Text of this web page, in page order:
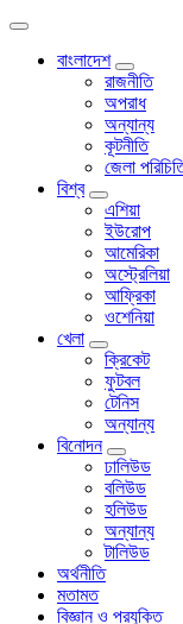
বাংলাদেশ
রাজনীতি
অপরাধ
অন্যান্য
কূটনীতি
জেলা
বিশ্ব
এশিয়া
ইউরোপ
আমেরিকা
অস্ট্রেলিয়া
আফ্রিকা
ওশেনিয়া
খেলা
ক্রিকেট
ফুটবল
টেনিস
অন্যান্য
বিনোদন
ঢালিউড
বলিউড
হলিউড
অন্যান্য
টালিউড
অর্থনীতি
মতামত
বিজ্ঞান ও প্রযুক্তি